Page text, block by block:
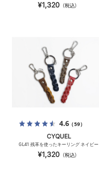
¥1,320 （税込）
4.6（59）
CYQUEL
GL41 残革を使ったキーリング ネイビー
¥1,320 （税込）